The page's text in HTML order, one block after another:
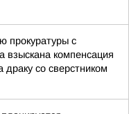
прокуратуры с
взыскана компенсация
драку со сверстником